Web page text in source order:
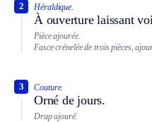
Héraldique.
À ouverture laissant
2
Pièce ajourée.
Fasce crénelée de trois pièces,
Couture.
Orné de jours.
3
Drap ajouré.